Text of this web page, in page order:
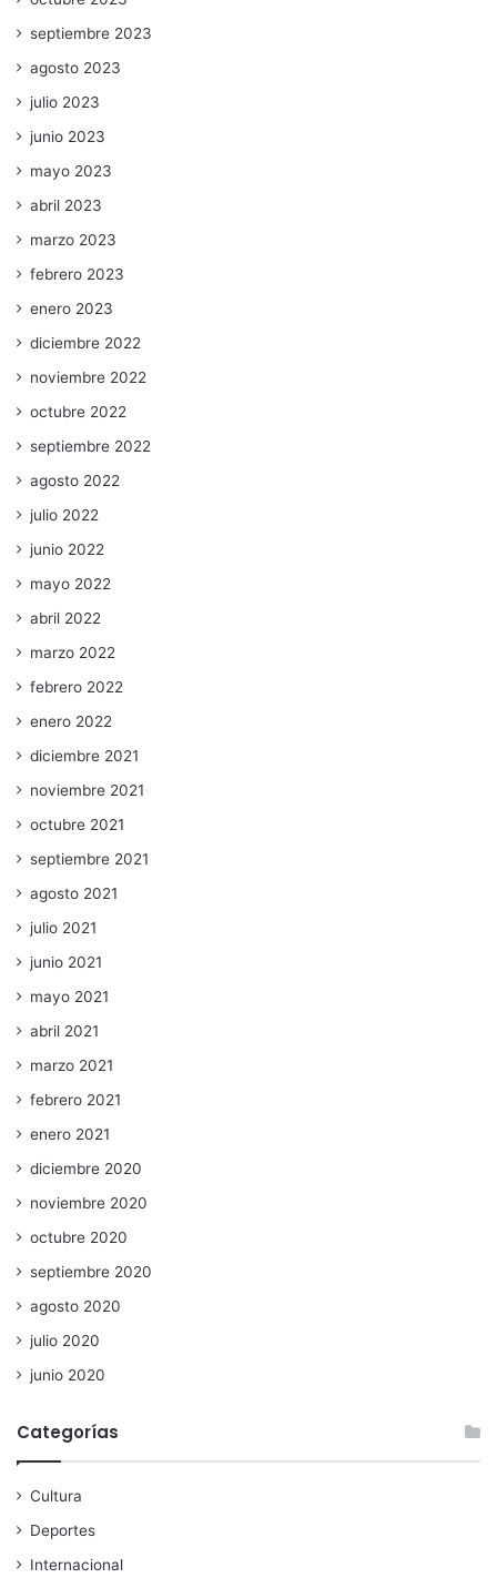
septiembre 2023
agosto 2023
julio 2023
junio 2023
mayo 2023
abril 2023
marzo 2023
febrero 2023
enero 2023
diciembre 2022
noviembre 2022
octubre 2022
septiembre 2022
agosto 2022
julio 2022
junio 2022
mayo 2022
abril 2022
marzo 2022
febrero 2022
enero 2022
diciembre 2021
noviembre 2021
octubre 2021
septiembre 2021
agosto 2021
julio 2021
junio 2021
mayo 2021
abril 2021
marzo 2021
febrero 2021
enero 2021
diciembre 2020
noviembre 2020
octubre 2020
septiembre 2020
agosto 2020
julio 2020
junio 2020
Categorías
Cultura
Deportes
Internacional